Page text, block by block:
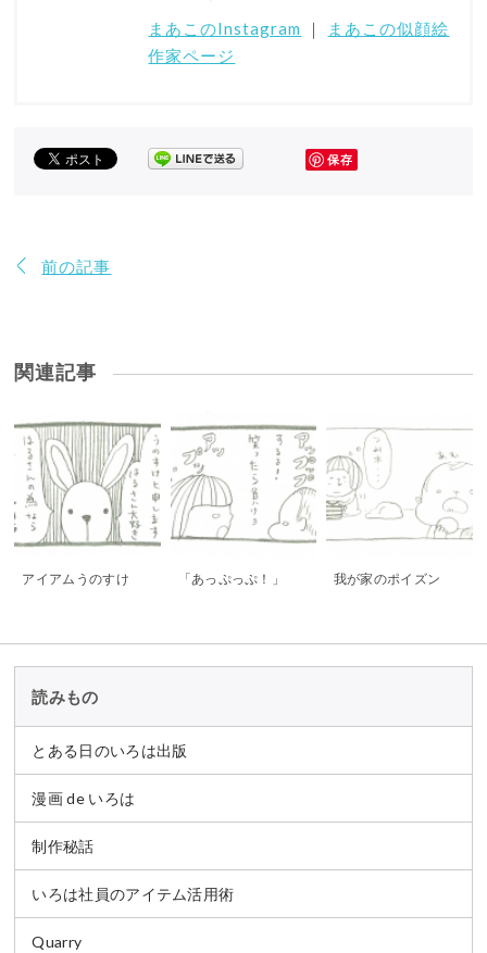
まあこのInstagram ｜
まあこの似顔絵
作家ページ
保存
前の記事
関連記事
アイアムうのすけ 「あっぷっぷ！」 我が家のポイズン
読みもの
とある日のいろは出版
漫画 de いろは
制作秘話
いろは社員のアイテム活用術
Quarry